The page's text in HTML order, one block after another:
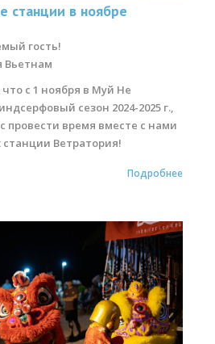
Россия
Виндсерфингу
и винг фойла
Система скидок
Wing Foil
станции в ноябре
гость!
Вьетнам
с 1 ноября в Муй Не
сезон 2024-2025 г.,
провести время вместе с нами
Ветратория!
Подробнее